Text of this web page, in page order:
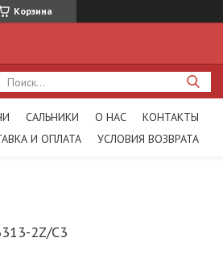
Корзина
САЛЬНИКИ О НАС
КОНТАКТЫ
И ОПЛАТА
УСЛОВИЯ ВОЗВРАТА
2Z/C3